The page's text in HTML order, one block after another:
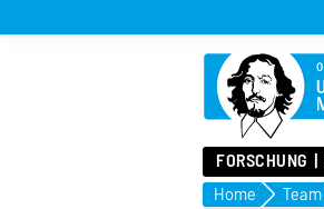
FORSCHUNG
Home Team